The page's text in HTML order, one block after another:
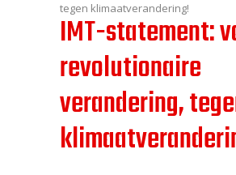
tegen klimaatverandering!
IMT-statement:
revolutionaire
verandering,